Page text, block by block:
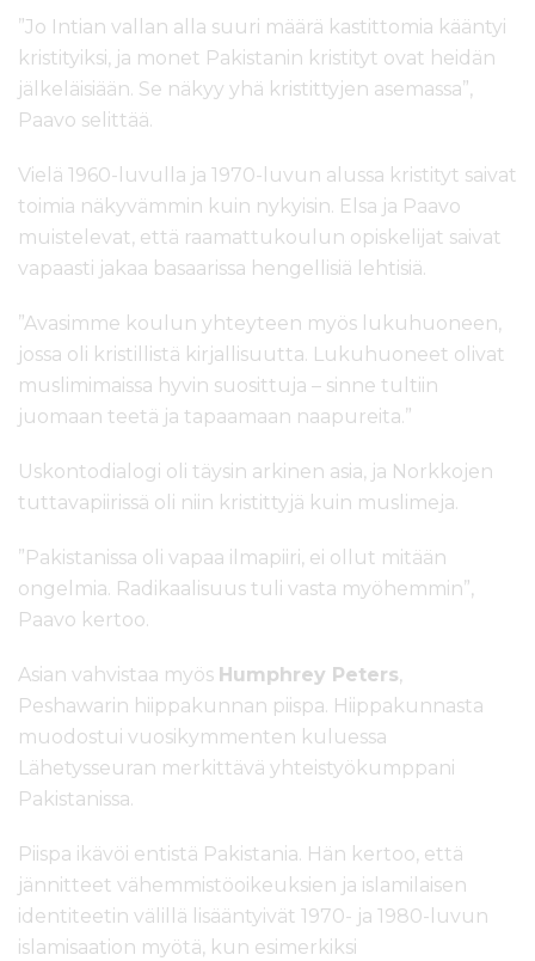
”Jo Intian vallan alla suuri määrä kastittomia kääntyi
kristityiksi, ja monet Pakistanin kristityt ovat heidän
jälkeläisiään. Se näkyy yhä kristittyjen asemassa”,
Paavo selittää.
Vielä 1960-luvulla ja 1970-luvun alussa kristityt saivat
toimia näkyvämmin kuin nykyisin. Elsa ja Paavo
muistelevat, että raamattukoulun opiskelijat saivat
vapaasti jakaa basaarissa hengellisiä lehtisiä.
”Avasimme koulun yhteyteen myös lukuhuoneen,
jossa oli kristillistä kirjallisuutta. Lukuhuoneet olivat
muslimimaissa hyvin suosittuja – sinne tultiin
juomaan teetä ja tapaamaan naapureita.”
Uskontodialogi oli täysin arkinen asia, ja Norkkojen
tuttavapiirissä oli niin kristittyjä kuin muslimeja.
”Pakistanissa oli vapaa ilmapiiri, ei ollut mitään
ongelmia. Radikaalisuus tuli vasta myöhemmin”,
Paavo kertoo.
Asian vahvistaa myös Humphrey Peters,
Peshawarin hiippakunnan piispa. Hiippakunnasta
muodostui vuosikymmenten kuluessa
Lähetysseuran merkittävä yhteistyökumppani
Pakistanissa.
Piispa ikävöi entistä Pakistania. Hän kertoo, että
jännitteet vähemmistöoikeuksien ja islamilaisen
identiteetin välillä lisääntyivät 1970- ja 1980-luvun
islamisaation myötä, kun esimerkiksi